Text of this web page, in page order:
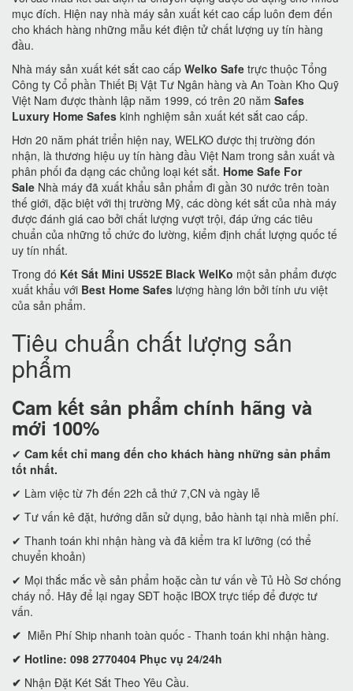
mục đích. Hiện nay nhà máy sản xuất két cao cấp luôn đem đến
cho khách hàng những mẫu két điện tử chất lượng uy tín hàng
đầu.
Nhà máy sản xuất két sắt cao cấp Welko Safe trực thuộc Tổng
Công ty Cổ phần Thiết Bị Vật Tư Ngân hàng và An Toàn Kho Quỹ
Việt Nam được thành lập năm 1999, có trên 20 năm Safes
Luxury Home Safes kinh nghiệm sản xuất két sắt cao cấp.
Hơn 20 năm phát triển hiện nay, WELKO được thị trường đón
nhận, là thương hiệu uy tín hàng đầu Việt Nam trong sản xuất và
phân phối đa dạng các chủng loại két sắt. Home Safe For
Sale Nhà máy đã xuất khẩu sản phẩm đi gần 30 nước trên toàn
thế giới, đặc biệt với thị trường Mỹ, các dòng két sắt của nhà máy
được đánh giá cao bởi chất lượng vượt trội, đáp ứng các tiêu
chuẩn của những tổ chức đo lường, kiểm định chất lượng quốc tế
uy tín nhất.
Trong đó Két Sắt Mini US52E Black WelKo một sản phẩm được
xuất khẩu với Best Home Safes lượng hàng lớn bởi tính ưu việt
của sản phẩm.
Tiêu chuẩn chất lượng sản
phẩm
Cam kết sản phẩm chính hãng và
mới 100%
✔ Cam kết chỉ mang đến cho khách hàng những sản phẩm
tốt nhất.
✔ Làm việc từ 7h đến 22h cả thứ 7,CN và ngày lễ
✔ Tư vấn kê đặt, hướng dẫn sử dụng, bảo hành tại nhà miễn phí.
✔ Thanh toán khi nhận hàng và đã kiểm tra kĩ lưỡng (có thể
chuyển khoản)
✔ Mọi thắc mắc về sản phẩm hoặc cần tư vấn về Tủ Hồ Sơ chống
cháy nổ. Hãy để lại ngay SĐT hoặc IBOX trực tiếp để được tư
vấn.
✔ Miễn Phí Ship nhanh toàn quốc - Thanh toán khi nhận hàng.
✔ Hotline: 098 2770404 Phục vụ 24/24h
✔ Nhận Đặt Két Sắt Theo Yêu Cầu.